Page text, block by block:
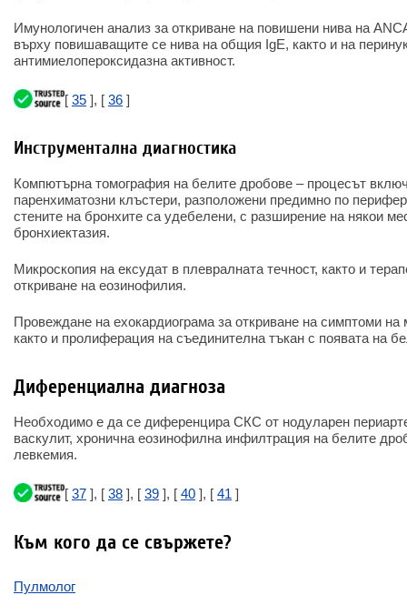
Имунологичен анализ за откриване на повишени нива на
върху повишаващите се нива на общия IgE, както и на
антимиелопероксидазна активност.
[ 35 ], [ 36 ]
Инструментална диагностика
Компютърна томография на белите дробове – процесът
паренхиматозни клъстери, разположени предимно по
стените на бронхите са удебелени, с разширение на някои
бронхиектазия.
Микроскопия на ексудат в плевралната течност, както и
откриване на еозинофилия.
Провеждане на ехокардиограма за откриване на симптоми на
както и пролиферация на съединителна тъкан с появата на
Диференциална диагноза
Необходимо е да се диференцира СКС от нодуларен
васкулит, хронична еозинофилна инфилтрация на белите
левкемия.
[ 37 ], [ 38 ], [ 39 ], [ 40 ], [ 41 ]
Към кого да се свържете?
Пулмолог